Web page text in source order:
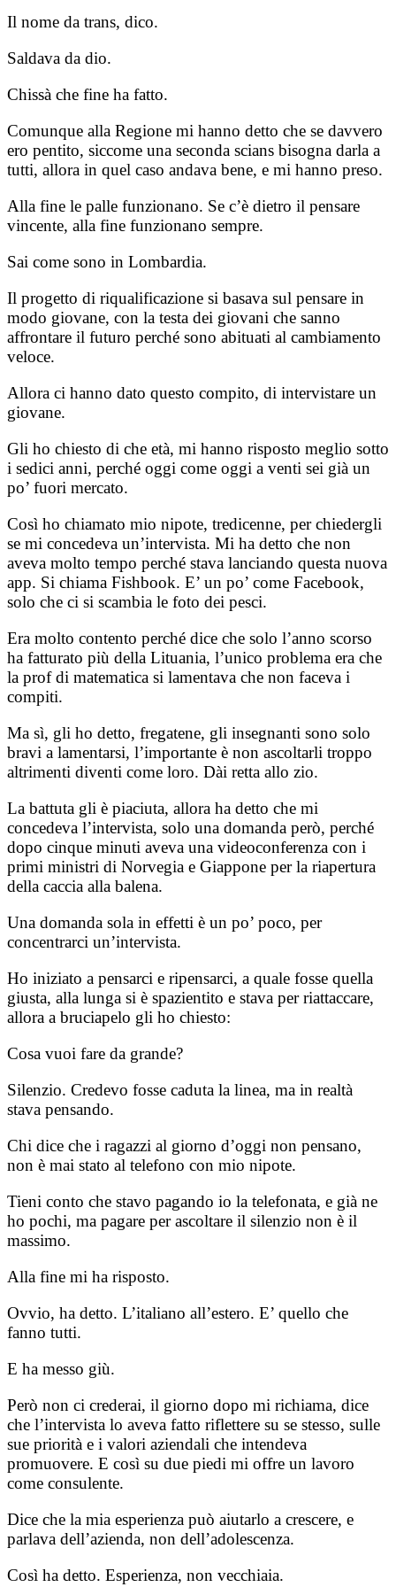
Il nome da trans, dico.
Saldava da dio.
Chissà che fine ha fatto.
Comunque alla Regione mi hanno detto che se davvero
ero pentito, siccome una seconda scians bisogna darla a
tutti, allora in quel caso andava bene, e mi hanno preso.
Alla fine le palle funzionano. Se c’è dietro il pensare
vincente, alla fine funzionano sempre.
Sai come sono in Lombardia.
Il progetto di riqualificazione si basava sul pensare in
modo giovane, con la testa dei giovani che sanno
affrontare il futuro perché sono abituati al cambiamento
veloce.
Allora ci hanno dato questo compito, di intervistare un
giovane.
Gli ho chiesto di che età, mi hanno risposto meglio sotto
i sedici anni, perché oggi come oggi a venti sei già un
po’ fuori mercato.
Così ho chiamato mio nipote, tredicenne, per chiedergli
se mi concedeva un’intervista. Mi ha detto che non
aveva molto tempo perché stava lanciando questa nuova
app. Si chiama Fishbook. E’ un po’ come Facebook,
solo che ci si scambia le foto dei pesci.
Era molto contento perché dice che solo l’anno scorso
ha fatturato più della Lituania, l’unico problema era che
la prof di matematica si lamentava che non faceva i
compiti.
Ma sì, gli ho detto, fregatene, gli insegnanti sono solo
bravi a lamentarsi, l’importante è non ascoltarli troppo
altrimenti diventi come loro. Dài retta allo zio.
La battuta gli è piaciuta, allora ha detto che mi
concedeva l’intervista, solo una domanda però, perché
dopo cinque minuti aveva una videoconferenza con i
primi ministri di Norvegia e Giappone per la riapertura
della caccia alla balena.
Una domanda sola in effetti è un po’ poco, per
concentrarci un’intervista.
Ho iniziato a pensarci e ripensarci, a quale fosse quella
giusta, alla lunga si è spazientito e stava per riattaccare,
allora a bruciapelo gli ho chiesto:
Cosa vuoi fare da grande?
Silenzio. Credevo fosse caduta la linea, ma in realtà
stava pensando.
Chi dice che i ragazzi al giorno d’oggi non pensano,
non è mai stato al telefono con mio nipote.
Tieni conto che stavo pagando io la telefonata, e già ne
ho pochi, ma pagare per ascoltare il silenzio non è il
massimo.
Alla fine mi ha risposto.
Ovvio, ha detto. L’italiano all’estero. E’ quello che
fanno tutti.
E ha messo giù.
Però non ci crederai, il giorno dopo mi richiama, dice
che l’intervista lo aveva fatto riflettere su se stesso, sulle
sue priorità e i valori aziendali che intendeva
promuovere. E così su due piedi mi offre un lavoro
come consulente.
Dice che la mia esperienza può aiutarlo a crescere, e
parlava dell’azienda, non dell’adolescenza.
Così ha detto. Esperienza, non vecchiaia.